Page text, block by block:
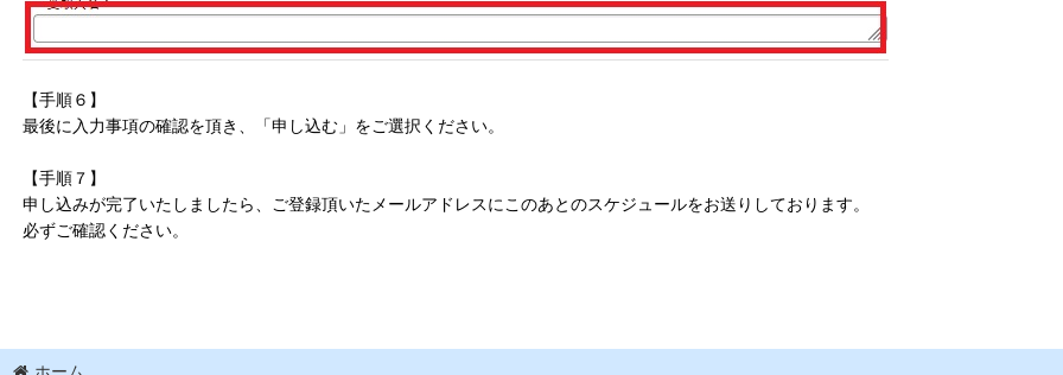
【手順６】
最後に入力事項の確認を頂き、「申し込む」をご選択ください。
【手順７】
申し込みが完了いたしましたら、ご登録頂いたメールアドレスにこのあとのスケジュールをお送りしております。
必ずご確認ください。
ホーム